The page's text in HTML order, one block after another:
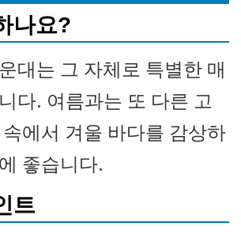
나요?
대는 그 자체로 특별한 매
다. 여름과는 또 다른 고
에서 겨울 바다를 감상하
좋습니다.
트